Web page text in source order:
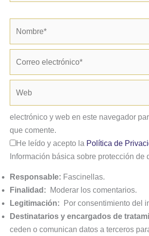
electrónico y web en este navegador
que comente.
He leído y acepto la Política de
Información básica sobre protección de
Responsable: Fascinellas.
Finalidad: Moderar los comentarios.
Legitimación: Por consentimiento del
Destinatarios y encargados de
ceden o comunican datos a terceros